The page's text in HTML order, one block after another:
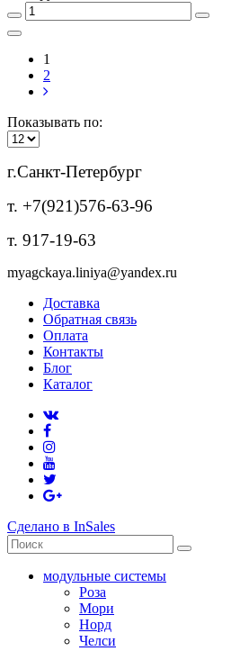
1
2
Показывать по:
г.Санкт-Петербург
т. +7(921)576-63-96
т. 917-19-63
myagckaya.liniya@yandex.ru
Доставка
Обратная связь
Оплата
Контакты
Блог
Каталог
Сделано в InSales
модульные системы
Роза
Мори
Норд
Челси